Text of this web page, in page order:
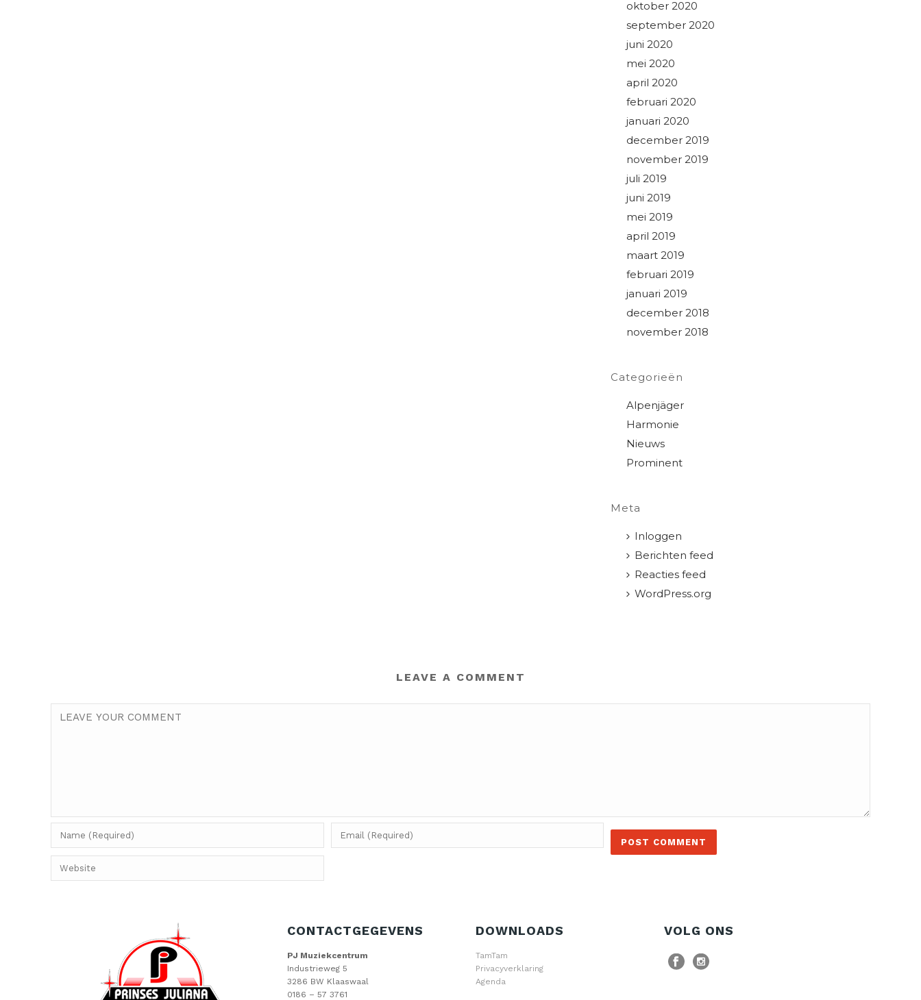
oktober 2020
september 2020
juni 2020
mei 2020
april 2020
februari 2020
januari 2020
december 2019
november 2019
juli 2019
juni 2019
mei 2019
april 2019
maart 2019
februari 2019
januari 2019
december 2018
november 2018
Categorieën
Alpenjäger
Harmonie
Nieuws
Prominent
Meta
Inloggen
Berichten feed
Reacties feed
WordPress.org
LEAVE A COMMENT
CONTACTGEGEVENS
PJ Muziekcentrum
Industrieweg 5
3286 BW Klaaswaal
0186 – 57 3761
DOWNLOADS
TamTam
Privacyverklaring
Agenda
VOLG ONS